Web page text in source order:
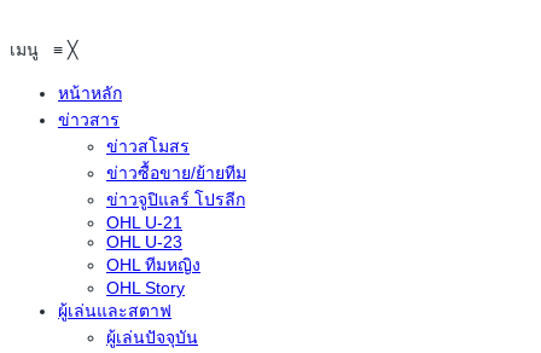
เมนู ≡ ╳
หน้าหลัก
ข่าวสาร
ข่าวสโมสร
ข่าวซื้อขาย/ย้ายทีม
ข่าวจูปิแลร์ โปรลีก
OHL U-21
OHL U-23
OHL ทีมหญิง
OHL Story
ผู้เล่นและสตาฟ
ผู้เล่นปัจจุบัน